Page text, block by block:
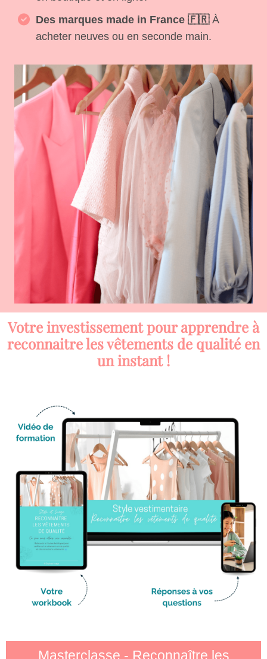
Des marques made in France 🇫🇷À
acheter neuves ou en seconde main.
Votre investissement pour apprendre à
reconnaitre les vêtements de qualité en
un instant !
Masterclasse - Reconnaître les